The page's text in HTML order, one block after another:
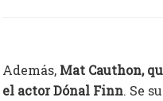
Además, Mat Cauthon,
el actor Dónal Finn. Se